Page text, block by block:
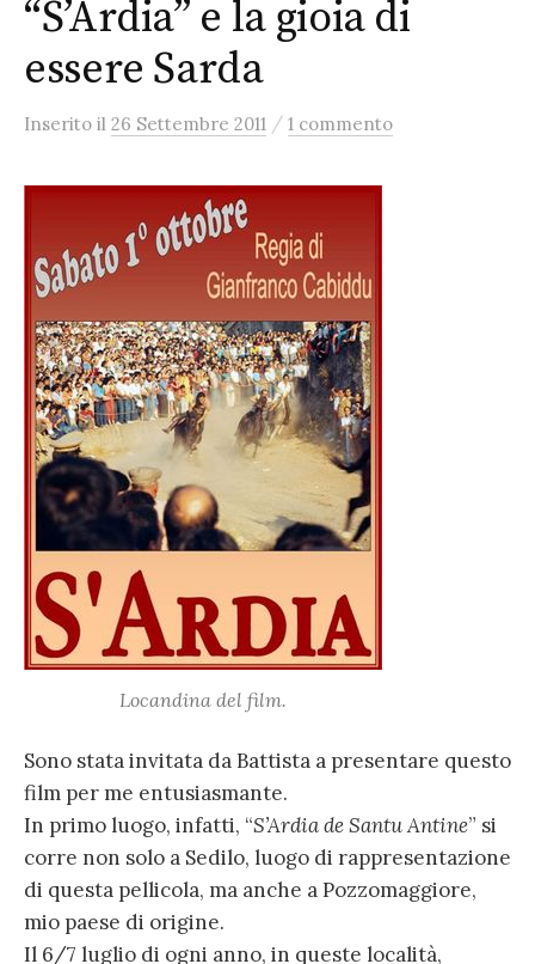
“S’Ardia” e la gioia di
essere Sarda
Inserito il 26 Settembre 2011 / 1 commento
Locandina del film.
Sono stata invitata da Battista a presentare questo
film per me entusiasmante.
In primo luogo, infatti, “S’Ardia de Santu Antine” si
corre non solo a Sedilo, luogo di rappresentazione
di questa pellicola, ma anche a Pozzomaggiore,
mio paese di origine.
Il 6/7 luglio di ogni anno, in queste località,